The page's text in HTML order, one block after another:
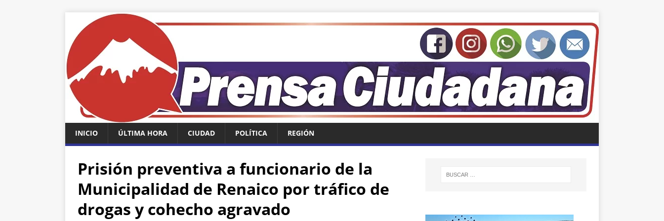
INICIO ÚLTIMA HORA CIUDAD POLÍTICA REGIÓN
Prisión preventiva a funcionario de la
Municipalidad de Renaico por tráfico de
drogas y cohecho agravado